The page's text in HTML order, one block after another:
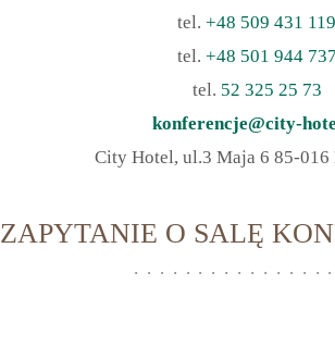
tel. +48 509 431 119
tel. +48 501 944 737
tel. 52 325 25 73
konferencje@city-
City Hotel, ul.3 Maja 6 85-016
ZAPYTANIE O SALĘ